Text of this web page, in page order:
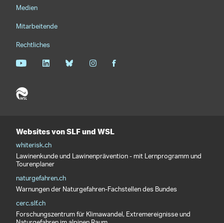
Medien
Mitarbeitende
Rechtliches
Websites von SLF und WSL
whiterisk.ch
Lawinenkunde und Lawinenprävention - mit Lernprogramm und
Tourenplaner
naturgefahren.ch
Warnungen der Naturgefahren-Fachstellen des Bundes
cerc.slf.ch
Forschungszentrum für Klimawandel, Extremereignisse und